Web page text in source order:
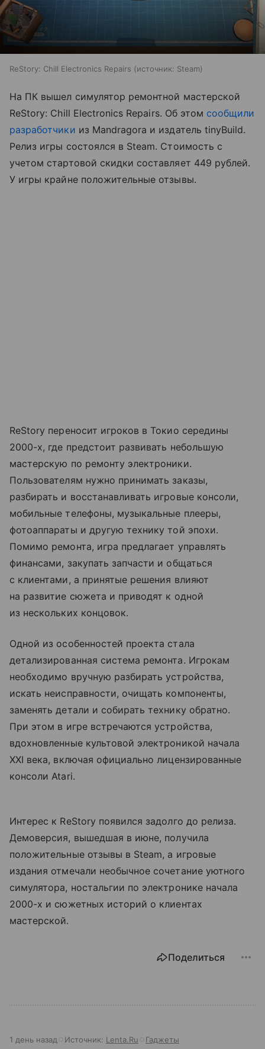
ReStory: Chill Electronics Repairs источник: Steam
На ПК вышел симулятор ремонтной мастерской
ReStory: Chill Electronics Repairs. Об этом сообщили
разработчики из Mandragora и издатель tinyBuild.
Релиз игры состоялся в Steam. Стоимость с
учетом стартовой скидки составляет 449 рублей.
У игры крайне положительные отзывы.
ReStory переносит игроков в Токио середины
2000-х, где предстоит развивать небольшую
мастерскую по ремонту электроники.
Пользователям нужно принимать заказы,
разбирать и восстанавливать игровые консоли,
мобильные телефоны, музыкальные плееры,
фотоаппараты и другую технику той эпохи.
Помимо ремонта, игра предлагает управлять
финансами, закупать запчасти и общаться
с клиентами, а принятые решения влияют
на развитие сюжета и приводят к одной
из нескольких концовок.
Одной из особенностей проекта стала
детализированная система ремонта. Игрокам
необходимо вручную разбирать устройства,
искать неисправности, очищать компоненты,
заменять детали и собирать технику обратно.
При этом в игре встречаются устройства,
вдохновленные культовой электроникой начала
XXI века, включая официально лицензированные
консоли Atari.
Интерес к ReStory появился задолго до релиза.
Демоверсия, вышедшая в июне, получила
положительные отзывы в Steam, а игровые
издания отмечали необычное сочетание уютного
симулятора, ностальгии по электронике начала
2000-х и сюжетных историй о клиентах
мастерской.
Поделиться
1 день назад Источник: Lenta.Ru Гаджеты